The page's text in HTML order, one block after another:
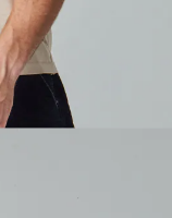
並採取法律行動。